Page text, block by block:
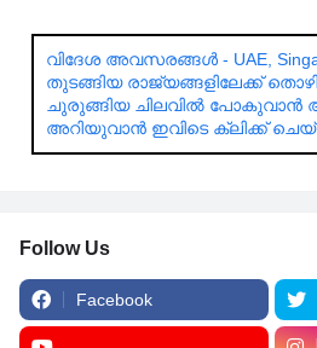
വിദേശ അവസരങ്ങൾ - UAE,
തുടങ്ങിയ രാജ്യങ്ങളിലേക്ക്
ചുരുങ്ങിയ ചിലവിൽ
അറിയുവാൻ ഇവിടെ ക്ലിക്ക്
Follow Us
Facebook